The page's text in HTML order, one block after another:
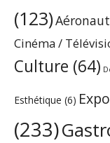
(123)
Cinéma /
Culture (64)
Esthétique (6)
(233)